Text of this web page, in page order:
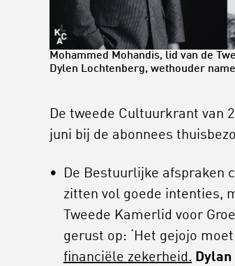
Mohammed Mohandis, lid van de
Dylen Lochtenberg, wethouder
De tweede Cultuurkrant van
juni bij de abonnees
De Bestuurlijke afspraken
zitten vol goede intenties,
Tweede Kamerlid voor
gerust op: ‘Het gejojo moet
financiële zekerheid. Dylan